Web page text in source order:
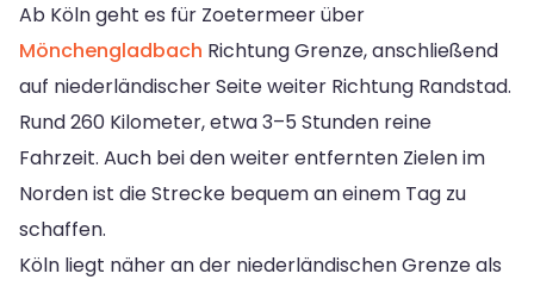
Ab Köln geht es für Zoetermeer über
Mönchengladbach Richtung Grenze, anschließend
auf niederländischer Seite weiter Richtung Randstad.
Rund 260 Kilometer, etwa 3–5 Stunden reine
Fahrzeit. Auch bei den weiter entfernten Zielen im
Norden ist die Strecke bequem an einem Tag zu
schaffen.
Köln liegt näher an der niederländischen Grenze als